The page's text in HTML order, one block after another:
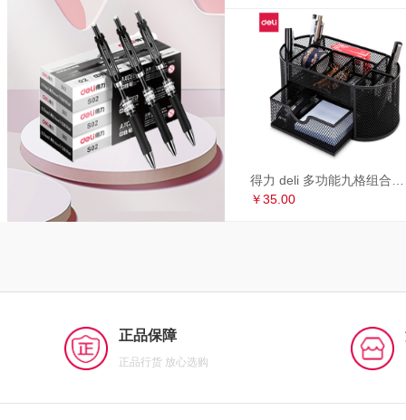
￥35.00
正品保障
正品行货 放心选购